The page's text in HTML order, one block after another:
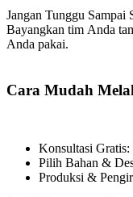
Jangan Tunggu
Bayangkan tim Anda
Anda pakai.
Cara Mudah
Konsultasi Gratis:
Pilih Bahan &
Produksi &